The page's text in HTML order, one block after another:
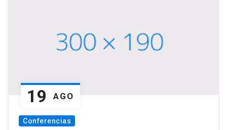
19 AGO
Conferencias